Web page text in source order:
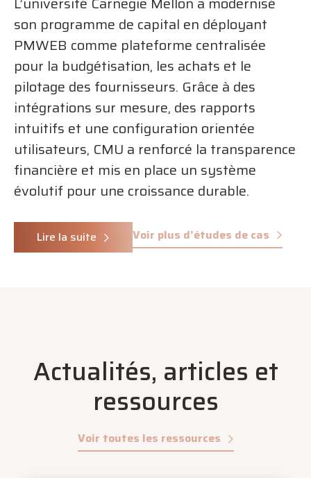
son programme de capital en déployant
PMWEB comme plateforme centralisée
pour la budgétisation, les achats et le
pilotage des fournisseurs. Grâce à des
intégrations sur mesure, des rapports
intuitifs et une configuration orientée
utilisateurs, CMU a renforcé la transparence
financière et mis en place un système
évolutif pour une croissance durable.
Lire la suite Voir plus d’études de cas
Actualités, articles et
ressources
Voir toutes les ressources